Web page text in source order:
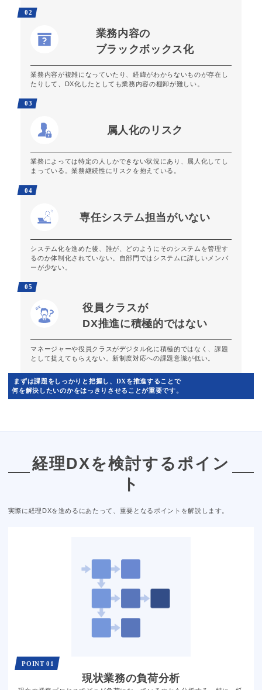
02
業務内容の
ブラックボックス化
業務内容が複雑になっていたり、経緯がわからないものが存在し
たりして、DX化したとしても業務内容の棚卸が難しい。
03
属人化のリスク
業務によっては特定の人しかできない状況にあり、属人化してし
まっている。業務継続性にリスクを抱えている。
04
専任システム担当がいない
システム化を進めた後、誰が、どのようにそのシステムを管理す
るのか体制化されていない。自部門ではシステムに詳しいメンバ
ーが少ない。
05
役員クラスが
DX推進に積極的ではない
マネージャーや役員クラスがデジタル化に積極的ではなく、課題
として捉えてもらえない。新制度対応への課題意識が低い。
まずは課題をしっかりと把握し、DXを推進することで
何を解決したいのかをはっきりさせることが重要です。
経理DXを検討するポイン
ト
実際に経理DXを進めるにあたって、重要となるポイントを解説します。
POINT 01
現状業務の負荷分析